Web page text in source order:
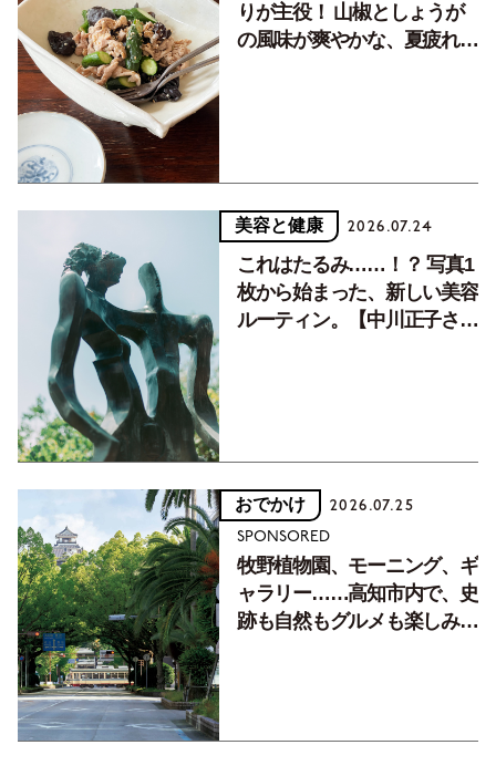
りが主役！ 山椒としょうが
の風味が爽やかな、夏疲れを
美容と健康 2026.07.24
これはたるみ……！？ 写真1
枚から始まった、新しい美容
ルーティン。【中川正子さん
おでかけ 2026.07.25
SPONSORED
牧野植物園、モーニング、ギ
ャラリー……高知市内で、史
跡も自然もグルメも楽しみ尽